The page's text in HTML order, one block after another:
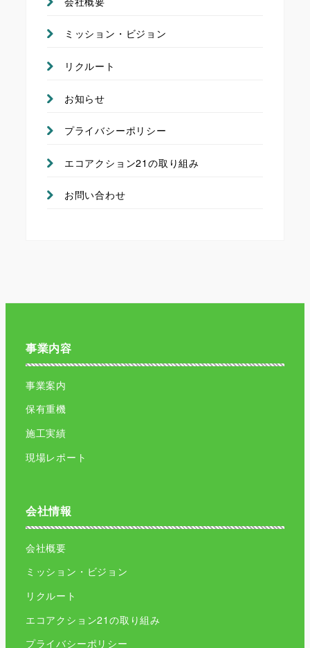
ミッション・ビジョン
リクルート
お知らせ
プライバシーポリシー
エコアクション21の取り組み
お問い合わせ
事業内容
事業案内
保有重機
施工実績
現場レポート
会社情報
会社概要
ミッション・ビジョン
リクルート
エコアクション21の取り組み
プライバシーポリシー